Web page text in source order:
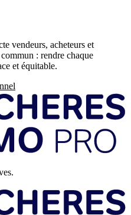
vendeurs, acheteurs et
: rendre chaque
et équitable.